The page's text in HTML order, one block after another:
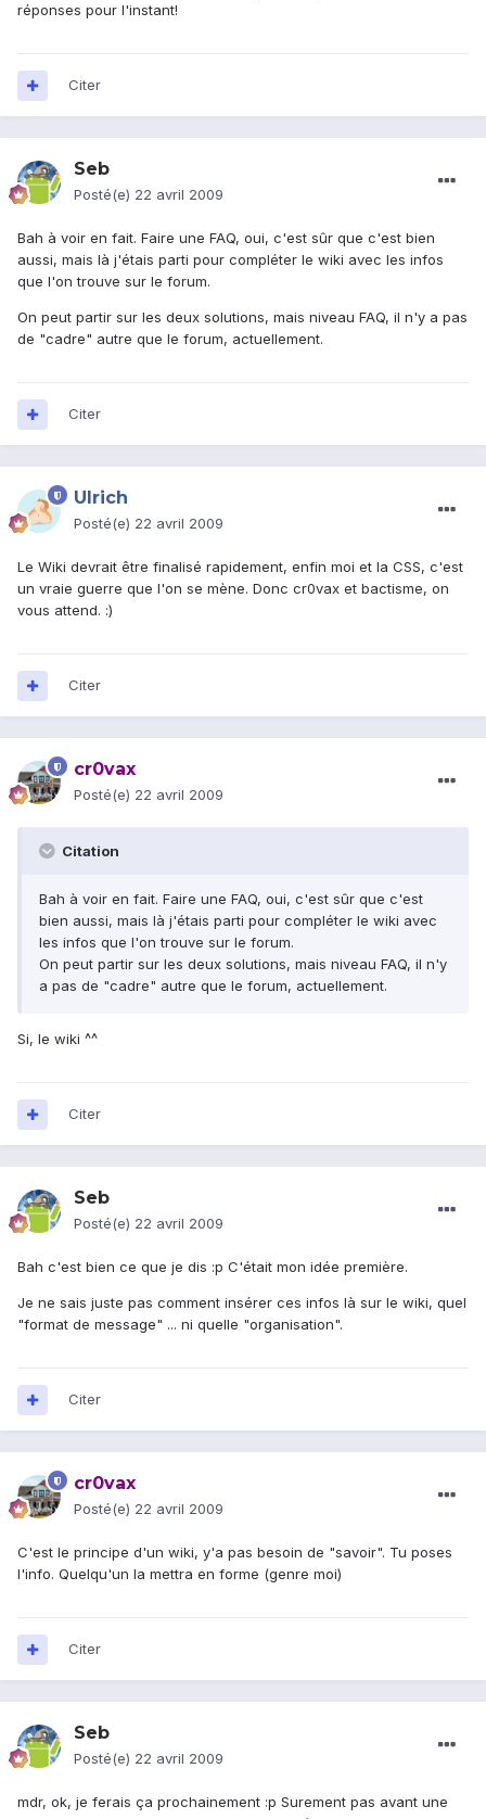
réponses pour l'instant!
Citer
Seb
Posté(e) 22 avril 2009
Bah à voir en fait. Faire une FAQ, oui, c'est sûr que c'est bien
aussi, mais là j'étais parti pour compléter le wiki avec les infos
que l'on trouve sur le forum.
On peut partir sur les deux solutions, mais niveau FAQ, il n'y a pas
de "cadre" autre que le forum, actuellement.
Citer
Ulrich
Posté(e) 22 avril 2009
Le Wiki devrait être finalisé rapidement, enfin moi et la CSS, c'est
un vraie guerre que l'on se mène. Donc cr0vax et bactisme, on
vous attend. :)
Citer
cr0vax
Posté(e) 22 avril 2009
Citation
Bah à voir en fait. Faire une FAQ, oui, c'est sûr que c'est
bien aussi, mais là j'étais parti pour compléter le wiki avec
les infos que l'on trouve sur le forum.
On peut partir sur les deux solutions, mais niveau FAQ, il n'y
a pas de "cadre" autre que le forum, actuellement.
Si, le wiki ^^
Citer
Seb
Posté(e) 22 avril 2009
Bah c'est bien ce que je dis :p C'était mon idée première.
Je ne sais juste pas comment insérer ces infos là sur le wiki, quel
"format de message" ... ni quelle "organisation".
Citer
cr0vax
Posté(e) 22 avril 2009
C'est le principe d'un wiki, y'a pas besoin de "savoir". Tu poses
l'info. Quelqu'un la mettra en forme (genre moi)
Citer
Seb
Posté(e) 22 avril 2009
mdr, ok, je ferais ça prochainement :p Surement pas avant une